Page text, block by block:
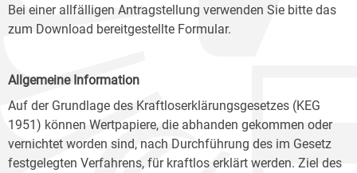
Bei einer allfälligen Antragstellung verwenden Sie bitte das
zum Download bereitgestellte Formular.
Allgemeine Information
Auf der Grundlage des Kraftloserklärungsgesetzes (KEG
1951) können Wertpapiere, die abhanden gekommen oder
vernichtet worden sind, nach Durchführung des im Gesetz
festgelegten Verfahrens, für kraftlos erklärt werden. Ziel des